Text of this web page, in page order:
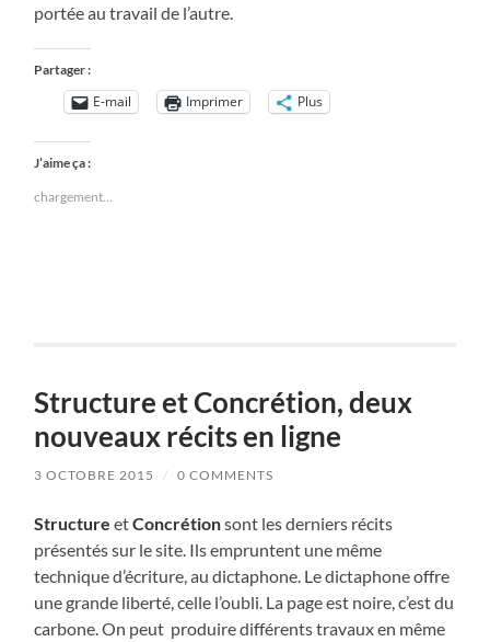
portée au travail de l’autre.
Partager :
E-mail Imprimer Plus
J’aime ça :
chargement…
Structure et Concrétion, deux
nouveaux récits en ligne
3 OCTOBRE 2015 / 0 COMMENTS
Structure etConcrétionsont les derniers récits
présentés sur le site. Ils empruntent une même
technique d’écriture, au dictaphone. Le dictaphone offre
une grande liberté, celle l’oubli. La page est noire, c’est du
carbone. On peut produire différents travaux en même